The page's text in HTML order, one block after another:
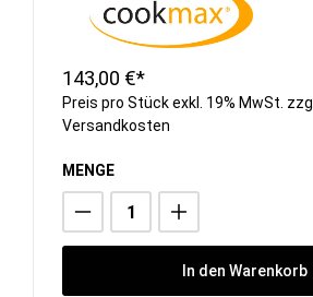
143,00 €*
Preis pro Stück exkl. 19% MwSt. zzgl.
Versandkosten
MENGE
In den Warenkorb